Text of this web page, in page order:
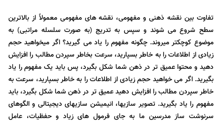
تفاوت بین نقشه ذهنی و مفهومی، نقشه های مفهومی معمولاً از بالاترین
سطح شروع می شوند و سپس به تدریج (به صورت سلسله مراتبی) به
موضوع کوچکتر میروند. چگونه مفهوم را یاد می گیرید؟ اگر میخواهید حجم
زیادی از اطلاعات را به خاطر بسپارید، سرعت بخاطر سپردن مطالب را افزایش
دهید و محتوا عمیق تر در ذهن شما شکل بگیرد، پس باید یک مفهوم را یاد
بگیرید. اگر می خواهید حجم زیادی از اطلاعات را به خاطر بسپارید، سرعت به
خاطر سپردن مطالب را افزایش دهید عمیق تر در ذهن شما شکل بگیرد، باید
مفهوم را یاد بگیرید. تصویر سازیها، انیمیشن سازیهای دیجیتالی و الگوهای
سرنوشت ساز مدرسین ما به جای فرمول های زیاد و حفظیات، عامل